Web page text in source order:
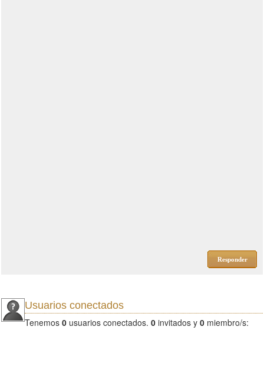
Responder
Usuarios conectados
Tenemos 0 usuarios conectados. 0 invitados y 0 miembro/s: